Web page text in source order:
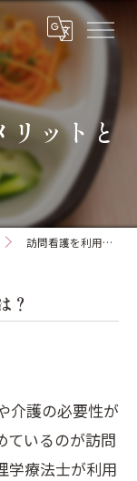
リットと
訪問看護を利用するメリットとは？
？
介護の必要性が
ているのが訪問
学療法士が利用